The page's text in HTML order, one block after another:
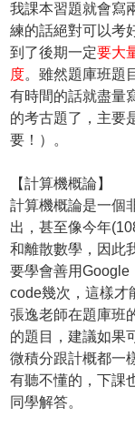
我課本習題就會寫
練的話絕對可以考
到了後期一定要大
度。雖然題庫班題
有時間的話就盡量
的考古題了，主要
要！）。
【計算機概論】
計算機概論是一個
出，甚至像今年
和離散數學，因此
要學會善用Google
code幾次，這樣才
張逸老師在題庫班
的題目，建議如果
微積分跟計概都一
有聽不懂的，下課
同學解答。